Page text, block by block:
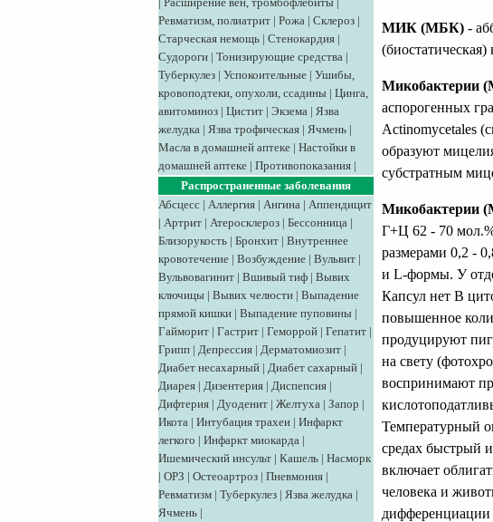
Ревматизм, полиатрит | Рожа | Склероз |
Старческая немощь | Стенокардия |
Судороги | Тонизирующие средства |
Туберкулез | Успокоительные | Ушибы,
кровоподтеки, опухоли, ссадины | Цинга,
авитоминоз | Цистит | Экзема | Язва
желудка | Язва трофическая | Ячмень |
Масла в домашней аптеке | Настойки в
домашней аптеке | Противопоказания |
Распространенные заболевания
Абсцесс | Аллергия | Ангина | Аппендицит
| Артрит | Атеросклероз | Бессонница |
Близорукость | Бронхит | Внутреннее
кровотечение | Возбуждение | Вульвит |
Вульвовагинит | Вшивый тиф | Вывих
ключицы | Вывих челюсти | Выпадение
прямой кишки | Выпадение пуповины |
Гайморит | Гастрит | Геморрой | Гепатит |
Грипп | Депрессия | Дерматомиозит |
Диабет несахарный | Диабет сахарный |
Диарея | Дизентерия | Диспепсия |
Дифтерия | Дуоденит | Желтуха | Запор |
Икота | Интубация трахеи | Инфаркт
легкого | Инфаркт миокарда |
Ишемический инсульт | Кашель | Насморк
| ОРЗ | Остеоартроз | Пневмония |
Ревматизм | Туберкулез | Язва желудка |
Ячмень |
МИК (МБК) -
Микобактерии
аспорогенных
Actinomycetales
образуют
субстратным
Микобактерии
Г+Ц 62 - 70
размерами 0,2 -
и L-формы. У
Капсул нет В
повышенное
продуцируют
на свету
воспринимают
Температурный
средах быстрый
включает
человека и
дифференциации